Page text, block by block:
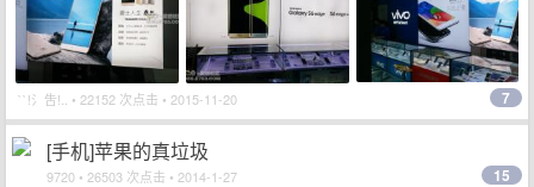
``!氵吿!.. • 22152 次点击 • 2015-11-20 7
[手机]苹果的真垃圾
9720 • 26503 次点击 • 2014-1-27 15